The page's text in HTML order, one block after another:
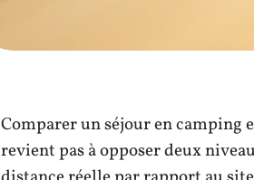
Comparer un séjour en camping
revient pas à opposer deux